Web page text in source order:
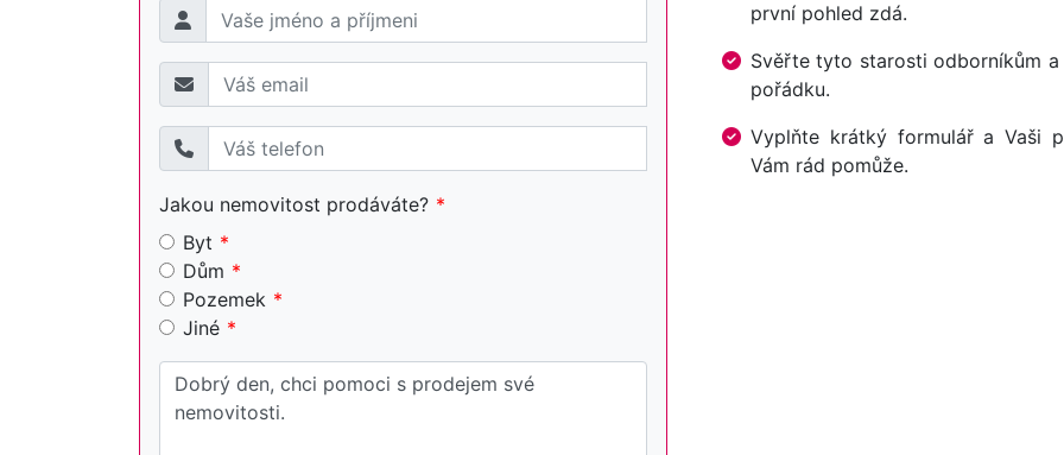
Jakou nemovitost prodáváte?
Byt
Dům
Pozemek
Jiné
první pohled zdá.
Svěřte tyto starosti odborníkům
pořádku.
Vyplňte krátký formulář a Vaši
Vám rád pomůže.